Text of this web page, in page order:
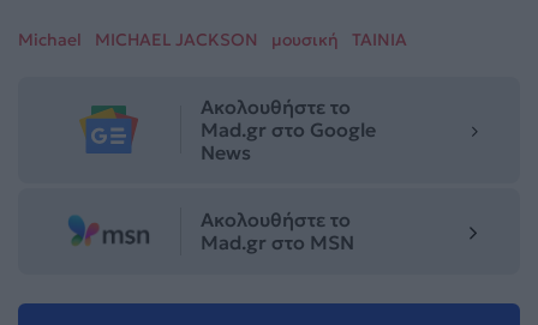
Michael MICHAEL JACKSON μουσική ΤΑΙΝΙΑ
Ακολουθήστε το
Mad.gr στο Google
News
Ακολουθήστε το
Mad.gr στο MSN